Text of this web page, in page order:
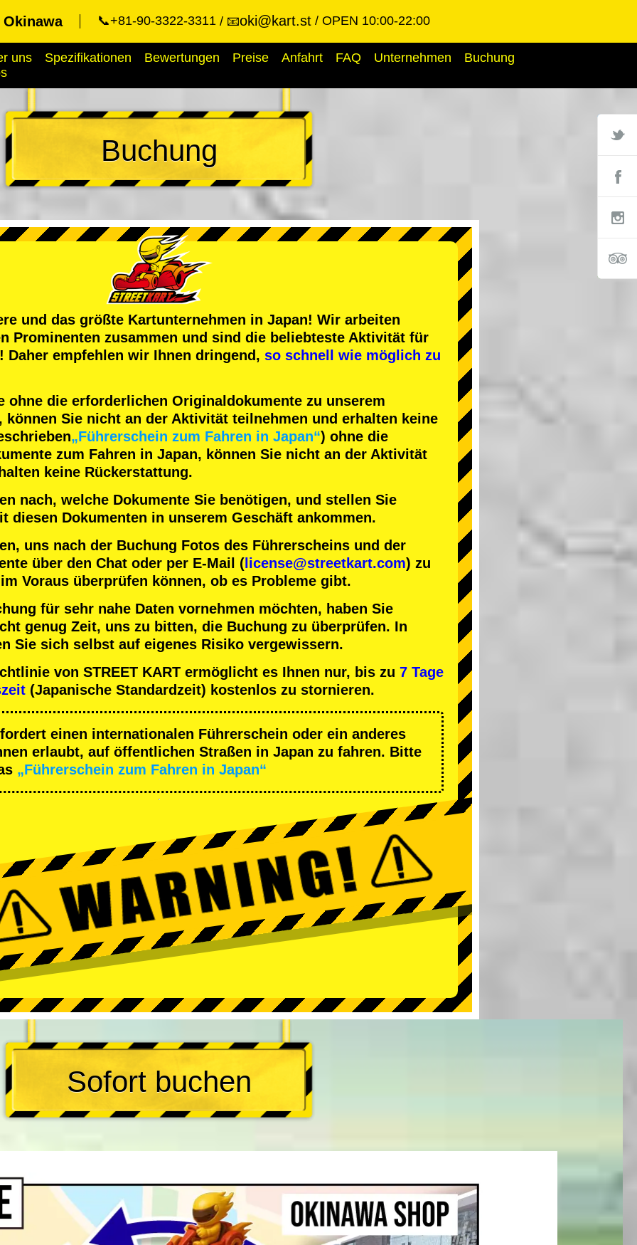
📞+81-90-3322-3311 📧oki@kart.st OPEN 10:00-22:00
uns Spezifikationen Bewertungen Preise Anfahrt FAQ Unternehmen
Buchung
Buchung
und das größte Kartunternehmen in Japan! Wir arbeiten
Prominenten zusammen und sind die beliebteste Aktivität für
Daher empfehlen wir Ihnen dringend, so schnell wie möglich zu
ohne die erforderlichen Originaldokumente zu unserem
können Sie nicht an der Aktivität teilnehmen und erhalten keine
„Führerschein zum Fahren in Japan“) ohne die
zum Fahren in Japan, können Sie nicht an der Aktivität
keine Rückerstattung.
nach, welche Dokumente Sie benötigen, und stellen Sie
diesen Dokumenten in unserem Geschäft ankommen.
uns nach der Buchung Fotos des Führerscheins und der
über den Chat oder per E-Mail ( license@streetkart.com) zu
Voraus überprüfen können, ob es Probleme gibt.
für sehr nahe Daten vornehmen möchten, haben Sie
genug Zeit, uns zu bitten, die Buchung zu überprüfen. In
Sie sich selbst auf eigenes Risiko vergewissern.
von STREET KART ermöglicht es Ihnen nur, bis zu 7 Tage
(Japanische Standardzeit) kostenlos zu stornieren.
einen internationalen Führerschein oder ein anderes
erlaubt, auf öffentlichen Straßen in Japan zu fahren. Bitte
„Führerschein zum Fahren in Japan“
Sofort buchen